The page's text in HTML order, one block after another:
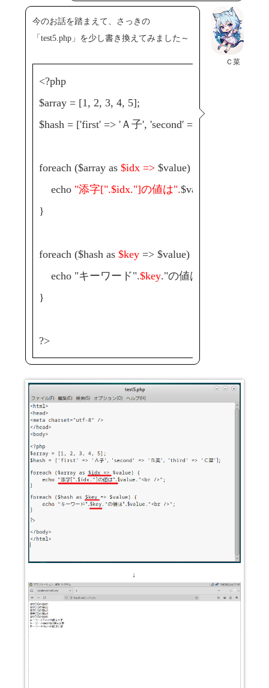
Ｃ菜
今のお話を踏まえて、さっきの
「test5.php」を少し書き換えてみました～
<?php
$array = [1, 2, 3, 4, 5];
$hash = ['first' => 'Ａ子', 'second' => 'Ｂ美', 'third'
foreach ($array as$idx => $value) {
echo "添字[".$idx."]の値は".$value."<br />";
}
foreach ($hash as$key => $value) {
echo "キーワード".$key."の値は".$value."<br
}
?>
↓